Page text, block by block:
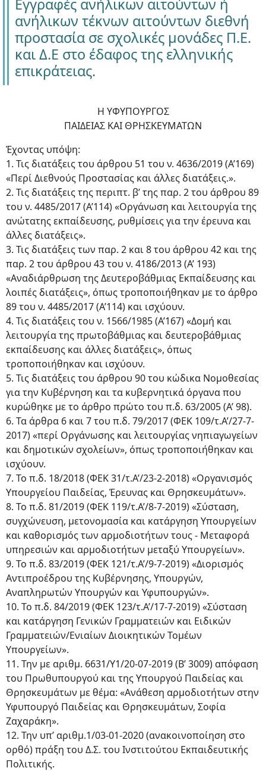
Εγγραφές ανήλικων αιτούντων ή
ανήλικων τέκνων αιτούντων διεθνή
προστασία σε σχολικές μονάδες Π.Ε.
και Δ.Ε στο έδαφος της ελληνικής
επικράτειας.
Η ΥΦΥΠΟΥΡΓΟΣ
ΠΑΙΔΕΙΑΣ ΚΑΙ ΘΡΗΣΚΕΥΜΑΤΩΝ
Έχοντας υπόψη:
1. Τις διατάξεις του άρθρου 51 του ν. 4636/2019 (Α’169)
«Περί Διεθνούς Προστασίας και άλλες διατάξεις.».
2. Τις διατάξεις της περιπτ. β’ της παρ. 2 του άρθρου 89
του ν. 4485/2017 (Α’114) «Οργάνωση και λειτουργία της
ανώτατης εκπαίδευσης, ρυθμίσεις για την έρευνα και
άλλες διατάξεις».
3. Τις διατάξεις των παρ. 2 και 8 του άρθρου 42 και της
παρ. 2 του άρθρου 43 του ν. 4186/2013 (Α’ 193)
«Αναδιάρθρωση της Δευτεροβάθμιας Εκπαίδευσης και
λοιπές διατάξεις», όπως τροποποιήθηκαν με το άρθρο
89 του ν. 4485/2017 (Α’114) και ισχύουν.
4. Τις διατάξεις του ν. 1566/1985 (Α’167) «Δομή και
λειτουργία της πρωτοβάθμιας και δευτεροβάθμιας
εκπαίδευσης και άλλες διατάξεις», όπως
τροποποιήθηκαν και ισχύουν.
5. Τις διατάξεις του άρθρου 90 του κώδικα Νομοθεσίας
για την Κυβέρνηση και τα κυβερνητικά όργανα που
κυρώθηκε με το άρθρο πρώτο του π.δ. 63/2005 (Α’ 98).
6. Τα άρθρα 6 και 7 του π.δ. 79/2017 (ΦΕΚ 109/τ.Α’/27-7-
2017) «περί Οργάνωσης και λειτουργίας νηπιαγωγείων
και δημοτικών σχολείων», όπως τροποποιήθηκαν και
ισχύουν.
7. Το π.δ. 18/2018 (ΦΕΚ 31/τ.Α’/23-2-2018) «Οργανισμός
Υπουργείου Παιδείας, Έρευνας και Θρησκευμάτων».
8. Το π.δ. 81/2019 (ΦΕΚ 119/τ.Α’/8-7-2019) «Σύσταση,
συγχώνευση, μετονομασία και κατάργηση Υπουργείων
και καθορισμός των αρμοδιοτήτων τους - Μεταφορά
υπηρεσιών και αρμοδιοτήτων μεταξύ Υπουργείων».
9. Το π.δ. 83/2019 (ΦΕΚ 121/τ.Α’/9-7-2019) «Διορισμός
Αντιπροέδρου της Κυβέρνησης, Υπουργών,
Αναπληρωτών Υπουργών και Υφυπουργών».
10. Το π.δ. 84/2019 (ΦΕΚ 123/τ.Α’/17-7-2019) «Σύσταση
και κατάργηση Γενικών Γραμματειών και Ειδικών
Γραμματειών/Ενιαίων Διοικητικών Τομέων
Υπουργείων».
11. Την με αριθμ. 6631/Υ1/20-07-2019 (Β’ 3009) απόφαση
του Πρωθυπουργού και της Υπουργού Παιδείας και
Θρησκευμάτων με θέμα: «Ανάθεση αρμοδιοτήτων στην
Υφυπουργό Παιδείας και Θρησκευμάτων, Σοφία
Ζαχαράκη».
12. Την υπ’ αριθμ.1/03-01-2020 (ανακοινοποίηση στο
ορθό) πράξη του Δ.Σ. του Ινστιτούτου Εκπαιδευτικής
Πολιτικής.